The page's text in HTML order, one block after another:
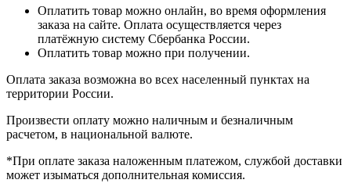
Оплатить товар можно онлайн, во время оформления
заказа на сайте. Оплата осуществляется через
платёжную систему Сбербанка России.
Оплатить товар можно при получении.
Оплата заказа возможна во всех населенный пунктах на
территории России.
Произвести оплату можно наличным и безналичным
расчетом, в национальной валюте.
*При оплате заказа наложенным платежом, службой доставки
может изыматься дополнительная комиссия.